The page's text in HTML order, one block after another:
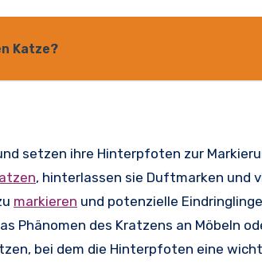
Katze?
setzen ihre Hinterpfoten zur
, hinterlassen sie Duftmarken und
markieren und potenzielle
Phänomen des Kratzens an Möbeln
bei dem die Hinterpfoten eine